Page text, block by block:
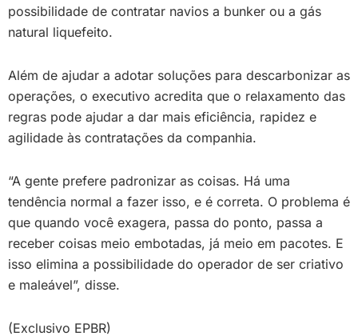
possibilidade de contratar navios a bunker ou a gás
natural liquefeito.
Além de ajudar a adotar soluções para descarbonizar as
operações, o executivo acredita que o relaxamento das
regras pode ajudar a dar mais eficiência, rapidez e
agilidade às contratações da companhia.
“A gente prefere padronizar as coisas. Há uma
tendência normal a fazer isso, e é correta. O problema é
que quando você exagera, passa do ponto, passa a
receber coisas meio embotadas, já meio em pacotes. E
isso elimina a possibilidade do operador de ser criativo
e maleável”, disse.
(Exclusivo EPBR)